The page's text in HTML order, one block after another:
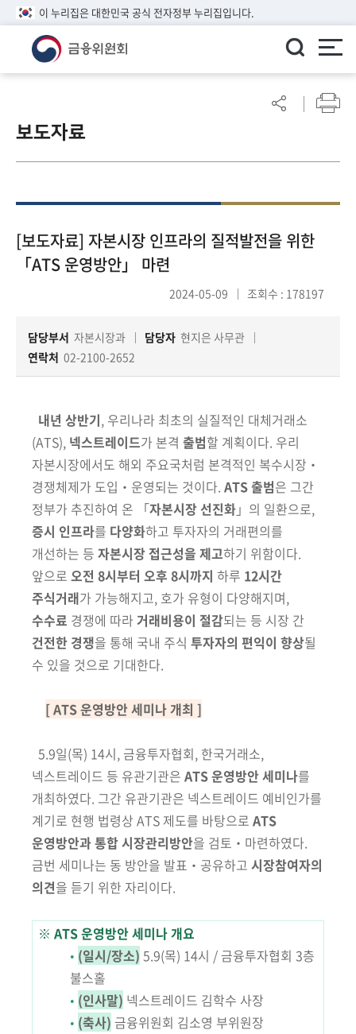
이 누리집은 대한민국 공식 전자정부 누리집입니다.
린
이알
참
여
책
마
보도자료
[보도자료] 자본시장 인프라의 질적발전을 위한
「ATS 운영방안」 마련
2024-05-09 조회수 : 178197
담당부서 자본시장과 담당자 현지은 사무관
연락처 02-2100-2652
내년 상반기, 우리나라 최초의 실질적인 대체거래소
(ATS), 넥스트레이드가 본격 출범할 계획이다. 우리
자본시장에서도 해외 주요국처럼 본격적인 복수시장‧
경쟁체제가 도입‧운영되는 것이다. ATS 출범은 그간
정부가 추진하여 온 「자본시장 선진화」의 일환으로,
증시 인프라를 다양화하고 투자자의 거래편의를
개선하는 등 자본시장 접근성을 제고하기 위함이다.
앞으로 오전 8시부터 오후 8시까지 하루 12시간
주식거래가 가능해지고, 호가 유형이 다양해지며,
수수료 경쟁에 따라 거래비용이 절감되는 등 시장 간
건전한 경쟁을 통해 국내 주식 투자자의 편익이 향상될
수 있을 것으로 기대한다.
[ ATS 운영방안 세미나 개최 ]
5.9일(목) 14시, 금융투자협회, 한국거래소,
넥스트레이드 등 유관기관은 ATS 운영방안 세미나를
개최하였다. 그간 유관기관은 넥스트레이드 예비인가를
계기로 현행 법령상 ATS 제도를 바탕으로 ATS
운영방안과통합시장관리방안을 검토‧마련하였다.
금번 세미나는 동 방안을 발표‧공유하고 시장참여자의
의견을 듣기 위한 자리이다.
※ ATS 운영방안 세미나 개요
• (일시/장소) 5.9(목) 14시 / 금융투자협회 3층
불스홀
• (인사말) 넥스트레이드 김학수 사장
• (축사) 금융위원회 김소영 부위원장